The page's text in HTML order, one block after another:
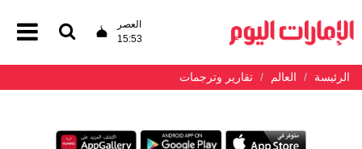
العصر
15:53
الرئيسة العالم تقارير وترجمات